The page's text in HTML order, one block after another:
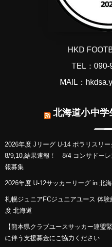
HKD
TEL：090-
MAIL：
北海道小中学
2026年度 Jリーグ U-14 ポラリスリー
8/9,10,結果速報！ 8/4 コンサドー
報募集
2026年度 U-12サッカーリーグ in 北
札幌ジュニアFCジュニアユース 体
度 北海道
【熊本県クラブユースサッカー連盟
に伴う支援募金にご協力ください